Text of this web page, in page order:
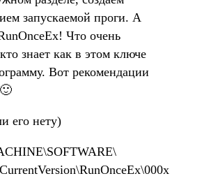
запускаемой проги. А
Что очень
знает как в этом ключе
Вот рекомендации
его нету)